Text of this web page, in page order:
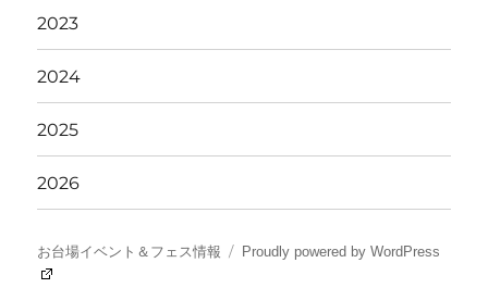
2023
2024
2025
2026
お台場イベント＆フェス情報 Proudly powered by WordPress